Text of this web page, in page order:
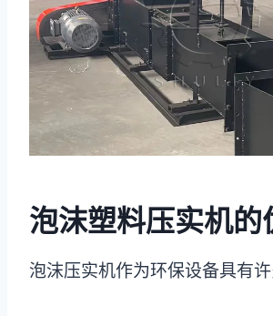
泡沫塑料压实机的
泡沫压实机作为环保设备具有许